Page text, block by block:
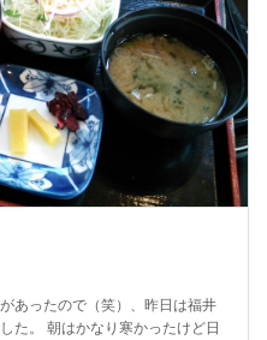
あったので（笑）、昨日は福井
た。 朝はかなり寒かったけど日